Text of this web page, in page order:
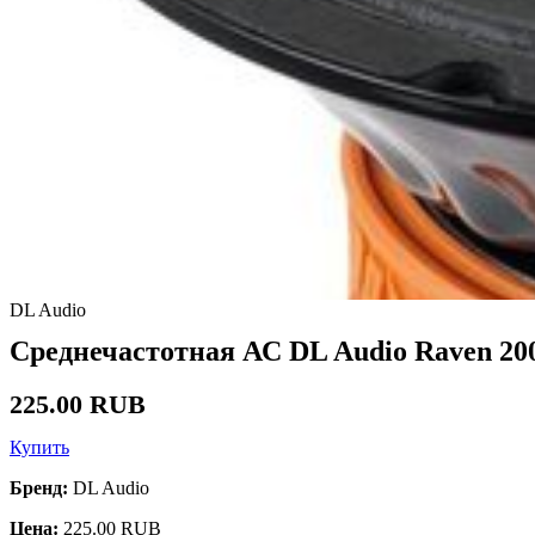
DL Audio
Среднечастотная АС DL Audio Raven
225.00 RUB
Купить
Бренд: DL Audio
Цена: 225.00 RUB